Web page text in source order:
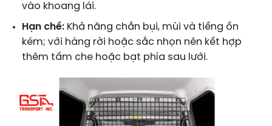
vào khoang lái.
Hạn chế:Khả năng chắn bụi, mùi và tiếng ồn
kém; với hàng rời hoặc sắc nhọn nên kết hợp
thêm tấm che hoặc bạt phía sau lưới.